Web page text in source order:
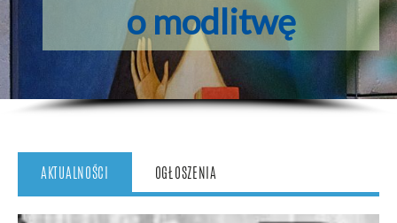
AKTUALNOŚCI OGŁOSZENIA